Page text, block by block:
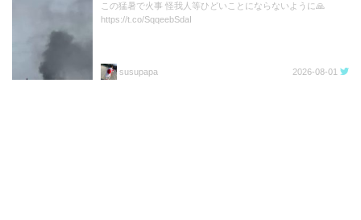
この猛暑で火事 怪我人等ひどいことにならないように🙏
https://t.co/SqqeebSdaI
susupapa 2026-08-01